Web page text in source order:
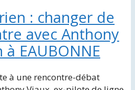
: changer de
avec Anthony
EAUBONNE
à une rencontre-débat